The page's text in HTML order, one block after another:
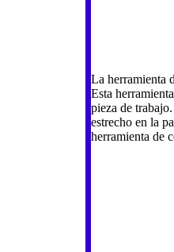
La herramienta
Esta
pieza de
estrecho en la
herramienta de